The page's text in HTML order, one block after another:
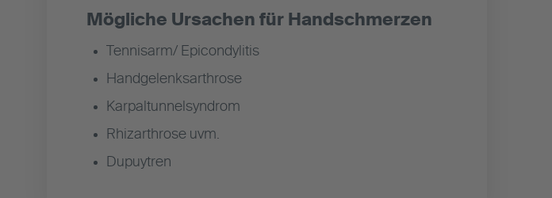
Mögliche Ursachen für Handschmerzen
Tennisarm/ Epicondylitis
Handgelenksarthrose
Karpaltunnelsyndrom
Rhizarthrose uvm.
Dupuytren